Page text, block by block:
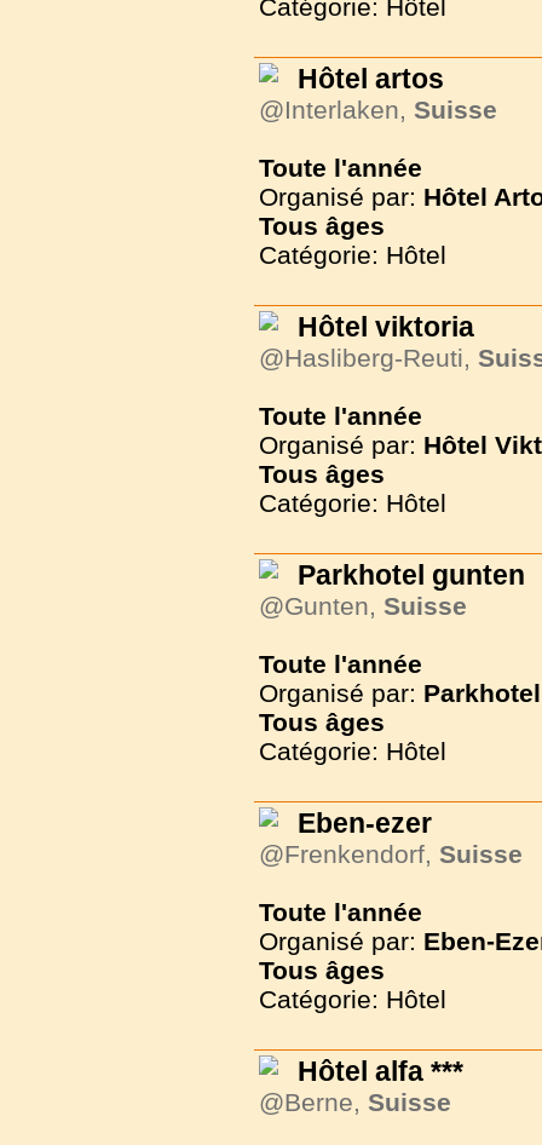
Catégorie: Hôtel
Hôtel artos
@Interlaken, Suisse
Toute l'année
Organisé par: Hôtel
Tous âges
Catégorie: Hôtel
Hôtel viktoria
@Hasliberg-Reuti,
Toute l'année
Organisé par: Hôtel
Tous âges
Catégorie: Hôtel
Parkhotel gunten
@Gunten, Suisse
Toute l'année
Organisé par:
Tous âges
Catégorie: Hôtel
Eben-ezer
@Frenkendorf, Suisse
Toute l'année
Organisé par: Eben-
Tous âges
Catégorie: Hôtel
Hôtel alfa ***
@Berne, Suisse